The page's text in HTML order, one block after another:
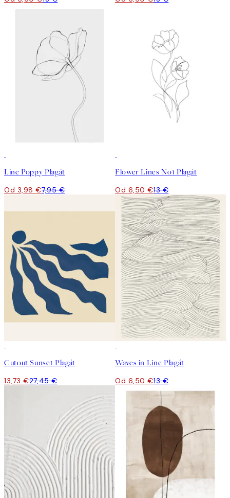
Line Poppy Plagát
Od 3,98 €7,95 €
Flower Lines No1 Plagát
Od 6,50 €13 €
Cutout Sunset Plagát
13,73 €27,45 €
Waves in Line Plagát
Od 6,50 €13 €